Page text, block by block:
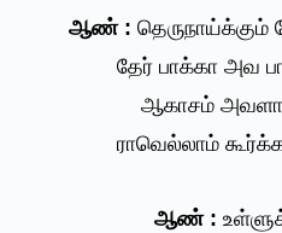
ஆண் :
தேர் பாக்கா அவ
ஆகாசம்
ராவெல்லாம்
ஆண் :